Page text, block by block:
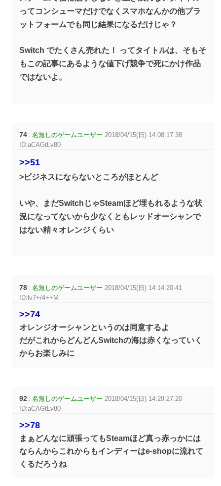
ってコンシューマだけでなくスマホなんかの他プラ
ットフォームでも同じ結果になるだけじゃ？
Switch でたくさん売れた！ ってタイトルは、そもそ
もこの記事にあるような値下げ競争で死にかけ作品
ではないよ。
74 :名無しのゲームユーザー 2018/04/15(日) 14:08:17.38
ID:aCAGtLv80
>>51
>ビジネスにならないところがほとんど
いや、まだSwitchじゃSteamほど埋もれるような状
況になってないから少なくともレッドオーシャンで
はない精々オレンジくらい
78 :名無しのゲームユーザー 2018/04/15(日) 14:14:20.41
ID:lv7+/4++M
>>74
オレンジオーシャンというのは同意するよ
だがこれからどんどんSwitchの海は赤くなっていく
からお楽しみに
92 :名無しのゲームユーザー 2018/04/15(日) 14:29:27.20
ID:aCAGtLv80
>>78
まぁどんなに頑張ってもSteamほど真っ赤っかには
ならんからこれからもインディーはe-shopに流れて
くるだろうね